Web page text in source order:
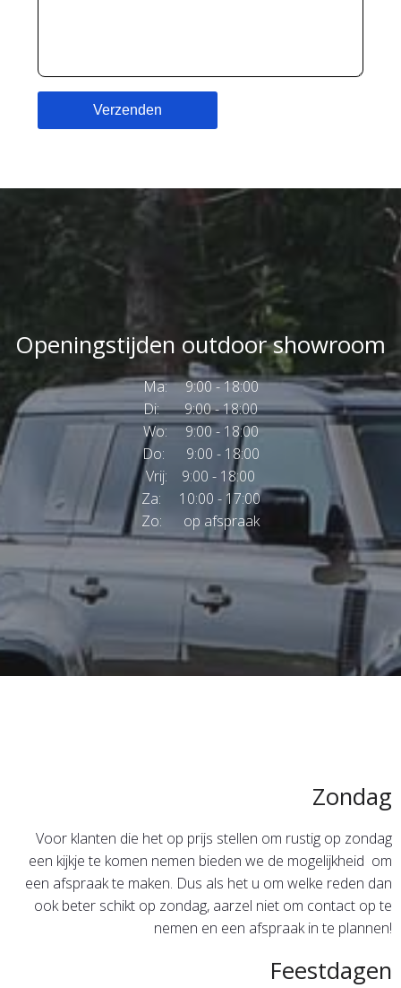
Openingstijden outdoor showroom
Ma: 9:00 - 18:00
Di: 9:00 - 18:00
Wo: 9:00 - 18:00
Do: 9:00 - 18:00
Vrij: 9:00 - 18:00
Za: 10:00 - 17:00
Zo: op afspraak
Zondag
Voor klanten die het op prijs stellen om rustig op zondag
een kijkje te komen nemen bieden we de mogelijkheid om
een afspraak te maken. Dus als het u om welke reden dan
ook beter schikt op zondag, aarzel niet om contact op te
nemen en een afspraak in te plannen!
Feestdagen